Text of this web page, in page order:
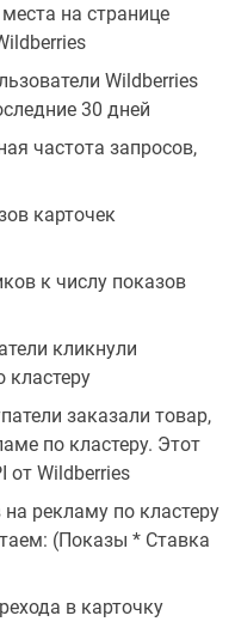
на странице
Wildberries
30 дней
частота запросов,
карточек
к числу показов
кликнули
кластеру
заказали товар,
по кластеру. Этот
от Wildberries
рекламу по кластеру
(Показы * Ставка
в карточку